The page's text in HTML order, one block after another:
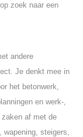
zoek naar een
andere
Je denkt mee in
het betonwerk,
en werk-,
af met de
wapening, steigers,